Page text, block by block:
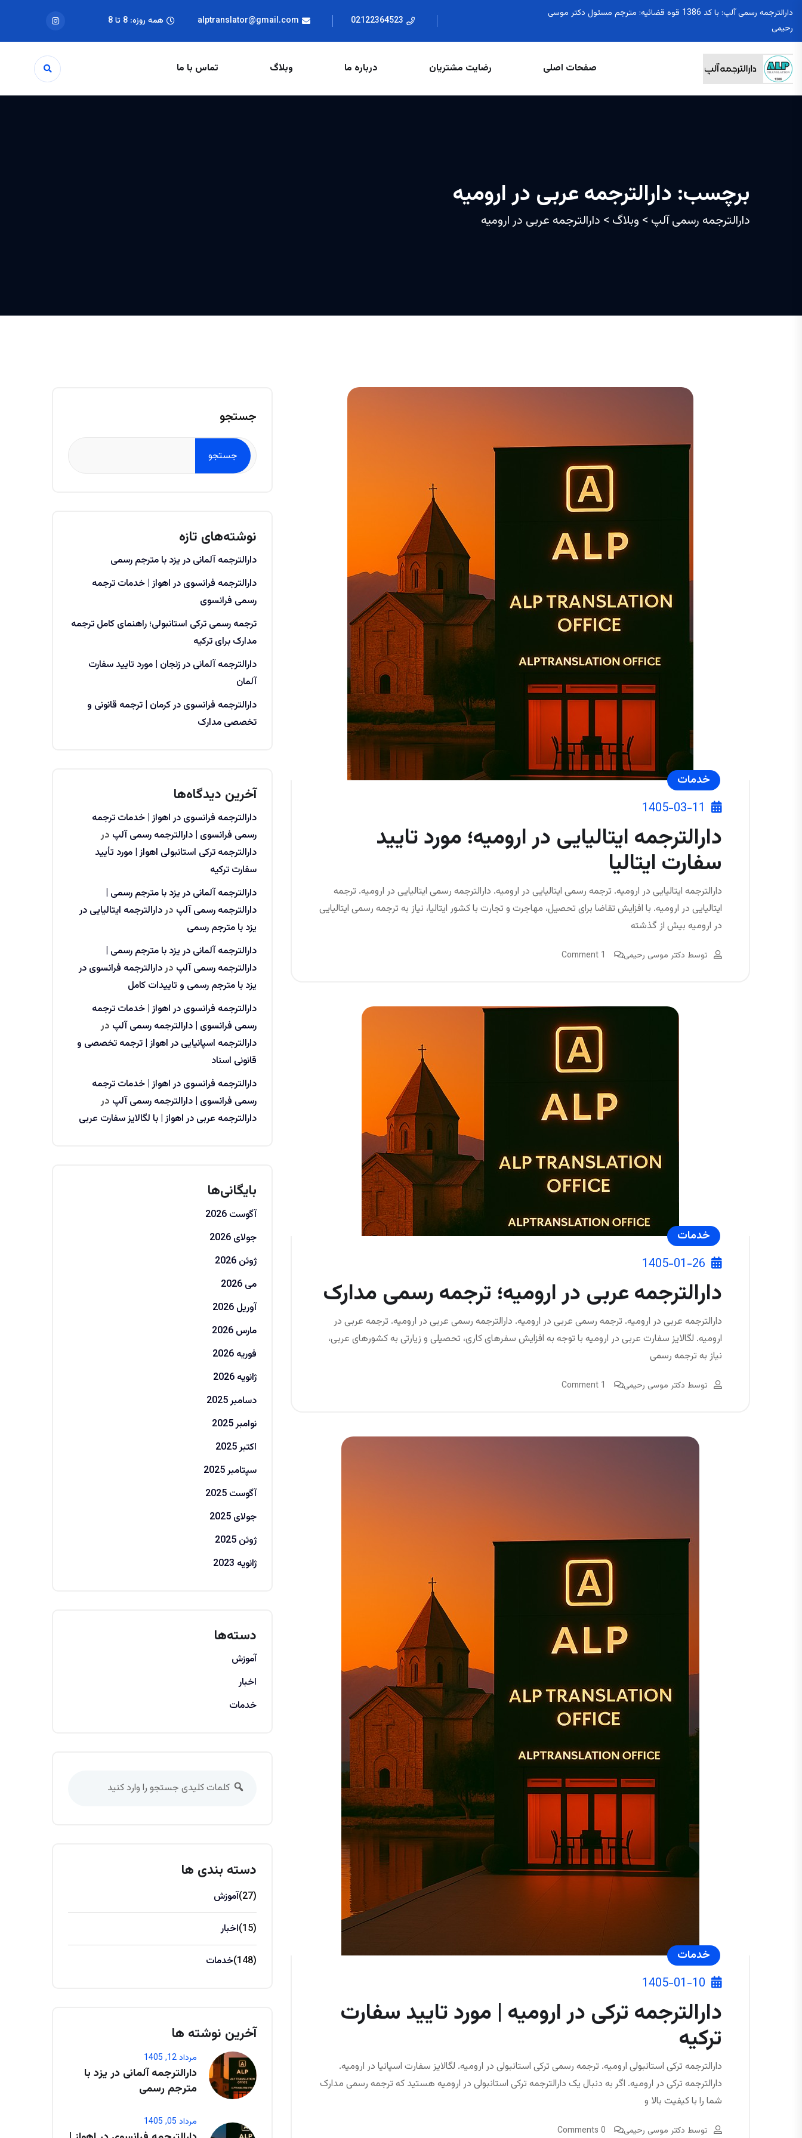
دارالترجمه رسمی آلپ: با کد 1386 قوه قضائیه: مترجم مسئول دکتر موسی
رحیمی
02122364523
alptranslator@gmail.com همه روزه: 8 تا 8
صفحات اصلی رضایت مشتریان درباره ما وبلاگ تماس با ما
برچسب: دارالترجمه عربی در ارومیه
دارالترجمه رسمی آلپ > وبلاگ > دارالترجمه عربی در ارومیه
خدمات
1405-03-11
دارالترجمه ایتالیایی در ارومیه؛ مورد تایید
سفارت ایتالیا
دارالترجمه ایتالیایی در ارومیه. ترجمه رسمی ایتالیایی در ارومیه. دارالترجمه رسمی ایتالیایی در ارومیه. ترجمه
ایتالیایی در ارومیه. با افزایش تقاضا برای تحصیل، مهاجرت و تجارت با کشور ایتالیا، نیاز به ترجمه رسمی ایتالیایی
در ارومیه بیش از گذشته
توسط دکتر موسی رحیمی 1 Comment
خدمات
1405-01-26
دارالترجمه عربی در ارومیه؛ ترجمه رسمی مدارک
دارالترجمه عربی در ارومیه. ترجمه رسمی عربی در ارومیه. دارالترجمه رسمی عربی در ارومیه. ترجمه عربی در
ارومیه. لگالایز سفارت عربی در ارومیه با توجه به افزایش سفرهای کاری، تحصیلی و زیارتی به کشورهای عربی،
نیاز به ترجمه رسمی
توسط دکتر موسی رحیمی 1 Comment
خدمات
1405-01-10
دارالترجمه ترکی در ارومیه | مورد تایید سفارت
ترکیه
دارالترجمه ترکی استانبولی ارومیه. ترجمه رسمی ترکی استانبولی در ارومیه. لگالایز سفارت اسپانیا در ارومیه.
دارالترجمه ترکی در ارومیه. اگر به دنبال یک دارالترجمه ترکی استانبولی در ارومیه هستید که ترجمه رسمی مدارک
شما را با کیفیت بالا و
توسط دکتر موسی رحیمی 0 Comments
جستجو
جستجو
نوشته‌های تازه
دارالترجمه آلمانی در یزد با مترجم رسمی
دارالترجمه فرانسوی در اهواز | خدمات ترجمه
رسمی فرانسوی
ترجمه رسمی ترکی استانبولی؛ راهنمای کامل ترجمه
مدارک برای ترکیه
دارالترجمه آلمانی در زنجان | مورد تایید سفارت
آلمان
دارالترجمه فرانسوی در کرمان | ترجمه قانونی و
تخصصی مدارک
آخرین دیدگاه‌ها
دارالترجمه فرانسوی در اهواز | خدمات ترجمه
رسمی فرانسوی | دارالترجمه رسمی آلپ در
دارالترجمه ترکی استانبولی اهواز | مورد تأیید
سفارت ترکیه
دارالترجمه آلمانی در یزد با مترجم رسمی |
دارالترجمه رسمی آلپ دردارالترجمه ایتالیایی در
یزد با مترجم رسمی
دارالترجمه آلمانی در یزد با مترجم رسمی |
دارالترجمه رسمی آلپ دردارالترجمه فرانسوی در
یزد با مترجم رسمی و تاییدات کامل
دارالترجمه فرانسوی در اهواز | خدمات ترجمه
رسمی فرانسوی | دارالترجمه رسمی آلپ در
دارالترجمه اسپانیایی در اهواز | ترجمه تخصصی و
قانونی اسناد
دارالترجمه فرانسوی در اهواز | خدمات ترجمه
رسمی فرانسوی | دارالترجمه رسمی آلپ در
دارالترجمه عربی در اهواز | با لگالایز سفارت عربی
بایگانی‌ها
آگوست 2026
جولای 2026
ژوئن 2026
می 2026
آوریل 2026
مارس 2026
فوریه 2026
ژانویه 2026
دسامبر 2025
نوامبر 2025
اکتبر 2025
سپتامبر 2025
آگوست 2025
جولای 2025
ژوئن 2025
ژانویه 2023
دسته‌ها
آموزش
اخبار
خدمات
دسته بندی ها
آموزش (27)
اخبار (15)
خدمات (148)
آخرین نوشته ها
مرداد 12, 1405
دارالترجمه آلمانی در یزد با
مترجم رسمی
مرداد 05, 1405